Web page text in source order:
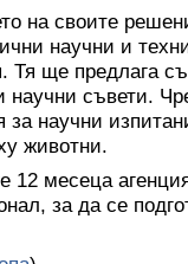
на своите
научни и
Тя ще предлага
научни съвети.
за научни
животни.
12 месеца
за да се